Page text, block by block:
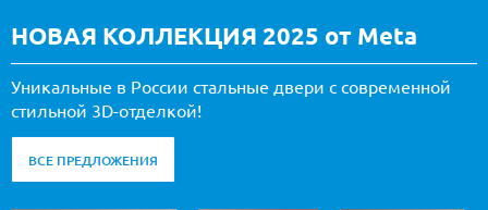
НОВАЯ КОЛЛЕКЦИЯ 2025 от Meta
Уникальные в России стальные двери с современной
стильной 3D-отделкой!
ВСЕ ПРЕДЛОЖЕНИЯ